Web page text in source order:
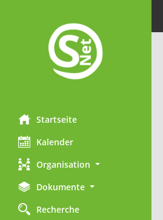
Startseite
Kalender
Organisation
Dokumente
Recherche